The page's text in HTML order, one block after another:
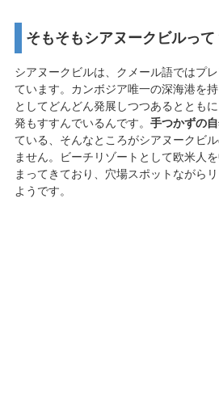
そもそもシアヌークビルって
シアヌークビルは、クメール語ではプ
ています。カンボジア唯一の深海港を
としてどんどん発展しつつあるととも
発もすすんでいるんです。 手つかずの
ている、そんなところがシアヌークビ
ません。ビーチリゾートとして欧米人
まってきており、穴場スポットながら
ようです。